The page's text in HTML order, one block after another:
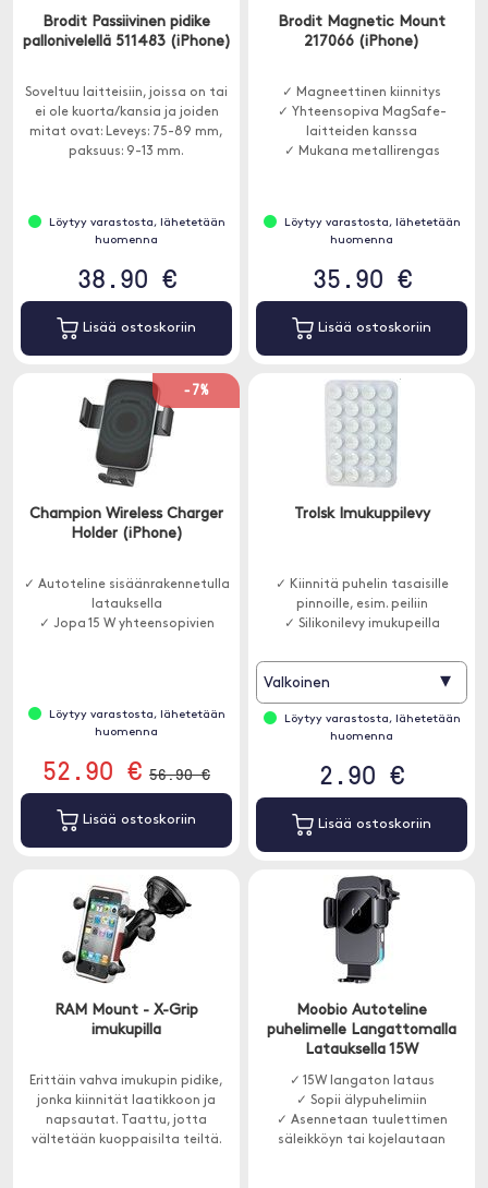
Brodit Passiivinen pidike
pallonivelellä 511483 (iPhone)
Soveltuu laitteisiin, joissa on tai
ei ole kuorta/kansia ja joiden
mitat ovat: Leveys: 75-89 mm,
paksuus: 9-13 mm.
Löytyy varastosta, lähetetään
huomenna
38.90 €
Lisää ostoskoriin
Brodit Magnetic Mount
217066 (iPhone)
✓ Magneettinen kiinnitys
✓ Yhteensopiva MagSafe-
laitteiden kanssa
✓ Mukana metallirengas
Löytyy varastosta, lähetetään
huomenna
35.90 €
Lisää ostoskoriin
-7%
Champion Wireless Charger
Holder (iPhone)
✓ Autoteline sisäänrakennetulla
latauksella
✓ Jopa 15 W yhteensopivien
Löytyy varastosta, lähetetään
huomenna
52.90 € 56.90 €
Lisää ostoskoriin
Trolsk Imukuppilevy
✓ Kiinnitä puhelin tasaisille
pinnoille, esim. peiliin
✓ Silikonilevy imukupeilla
Valkoinen ▾
Löytyy varastosta, lähetetään
huomenna
2.90 €
Lisää ostoskoriin
RAM Mount - X-Grip
imukupilla
Erittäin vahva imukupin pidike,
jonka kiinnität laatikkoon ja
napsautat. Taattu, jotta
vältetään kuoppaisilta teiltä.
Moobio Autoteline
puhelimelle Langattomalla
Latauksella 15W
✓ 15W langaton lataus
✓ Sopii älypuhelimiin
✓ Asennetaan tuulettimen
säleikköyn tai kojelautaan